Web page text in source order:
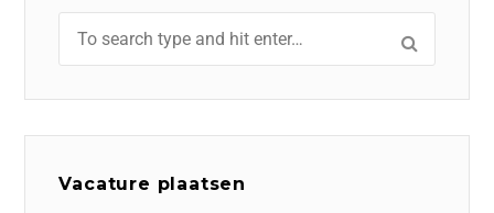
Vacature plaatsen